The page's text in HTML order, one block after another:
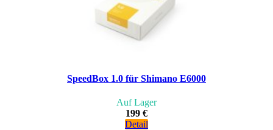
SpeedBox 1.0 für Shimano E6000
Auf Lager
199 €
Detail